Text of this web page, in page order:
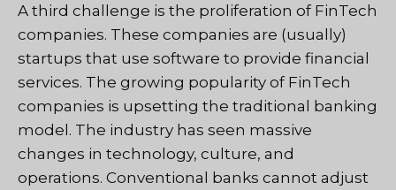
A third challenge is the proliferation of FinTech
companies. These companies are (usually)
startups that use software to provide financial
services. The growing popularity of FinTech
companies is upsetting the traditional banking
model. The industry has seen massive
changes in technology, culture, and
operations. Conventional banks cannot adjust